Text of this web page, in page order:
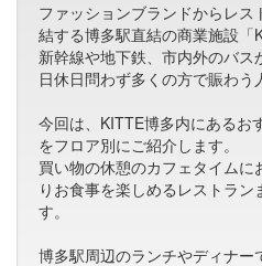
ファッションブランドからレ
結する博多駅直結の商業施設「
新幹線や地下鉄、市内外のバ
日休日問わず多くの方で賑わう
今回は、KITTE博多内にあるお
をフロア別にご紹介します。
買い物の休憩のカフェタイム
りお食事を楽しめるレストラ
す。
博多駅周辺のランチやディナ